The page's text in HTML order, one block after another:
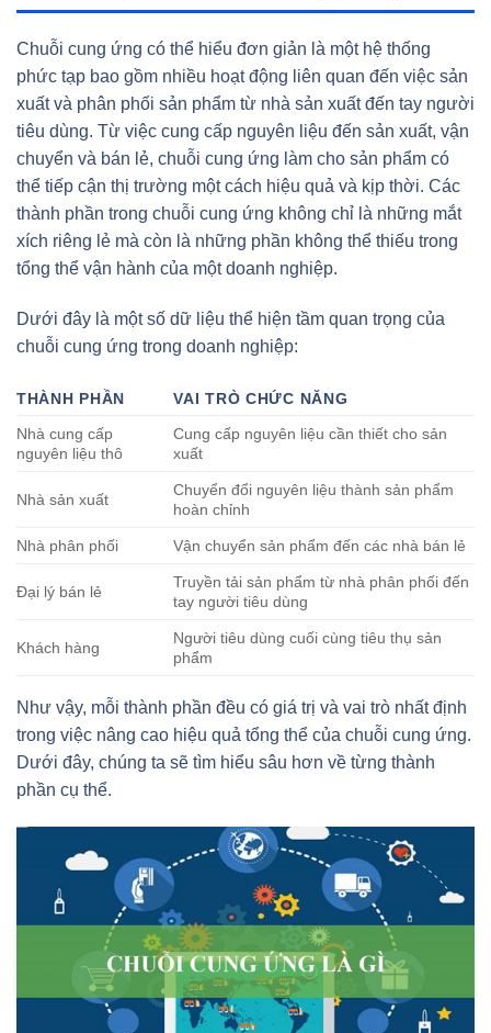
Chuỗi cung ứng có thể hiểu đơn giản là một hệ thống
phức tạp bao gồm nhiều hoạt động liên quan đến việc sản
xuất và phân phối sản phẩm từ nhà sản xuất đến tay người
tiêu dùng. Từ việc cung cấp nguyên liệu đến sản xuất, vận
chuyển và bán lẻ, chuỗi cung ứng làm cho sản phẩm có
thể tiếp cận thị trường một cách hiệu quả và kịp thời. Các
thành phần trong chuỗi cung ứng không chỉ là những mắt
xích riêng lẻ mà còn là những phần không thể thiếu trong
tổng thể vận hành của một doanh nghiệp.
Dưới đây là một số dữ liệu thể hiện tầm quan trọng của
chuỗi cung ứng trong doanh nghiệp:
THÀNH PHẦN
VAI TRÒ CHỨC NĂNG
Nhà cung cấp
nguyên liệu thô
Cung cấp nguyên liệu cần thiết cho sản
xuất
Nhà sản xuất
Chuyển đổi nguyên liệu thành sản phẩm
hoàn chỉnh
Nhà phân phối Vận chuyển sản phẩm đến các nhà bán lẻ
Đại lý bán lẻ
Truyền tải sản phẩm từ nhà phân phối đến
tay người tiêu dùng
Khách hàng
Người tiêu dùng cuối cùng tiêu thụ sản
phẩm
Như vậy, mỗi thành phần đều có giá trị và vai trò nhất định
trong việc nâng cao hiệu quả tổng thể của chuỗi cung ứng.
Dưới đây, chúng ta sẽ tìm hiểu sâu hơn về từng thành
phần cụ thể.